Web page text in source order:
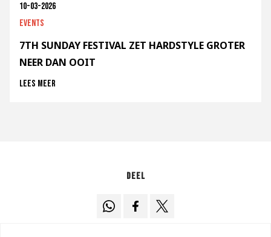
10-03-2026
Events
7TH SUNDAY FESTIVAL ZET HARDSTYLE GROTER
NEER DAN OOIT
Lees meer
Deel